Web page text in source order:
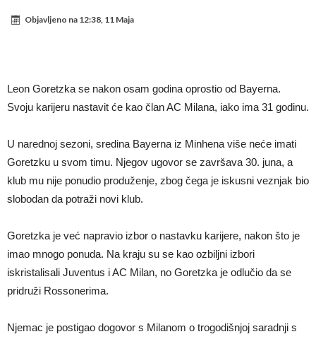
Objavljeno na 12:38, 11 Maja
Leon Goretzka se nakon osam godina oprostio od Bayerna.
Svoju karijeru nastavit će kao član AC Milana, iako ima 31 godinu.
U narednoj sezoni, sredina Bayerna iz Minhena više neće imati
Goretzku u svom timu. Njegov ugovor se završava 30. juna, a
klub mu nije ponudio produženje, zbog čega je iskusni veznjak bio
slobodan da potraži novi klub.
Goretzka je već napravio izbor o nastavku karijere, nakon što je
imao mnogo ponuda. Na kraju su se kao ozbiljni izbori
iskristalisali Juventus i AC Milan, no Goretzka je odlučio da se
pridruži Rossonerima.
Njemac je postigao dogovor s Milanom o trogodišnjoj saradnji s